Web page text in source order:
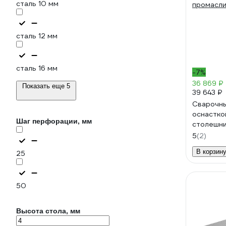
сталь 10 мм
сталь 12 мм
сталь 16 мм
Показать еще 5
Шаг перфорации, мм
25
50
Высота стола, мм
-7%
36 869 ₽
39 643 ₽
5(2)
В корзину